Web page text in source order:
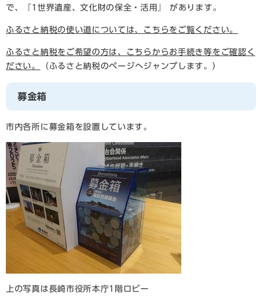
で、『1世界遺産、文化財の保全・活用』 があります。
ふるさと納税の使い道については、こちらをご覧ください。
ふるさと納税をご希望の方は、こちらからお手続き等をご確認く
ださい。
（ふるさと納税のページへジャンプします。）
募金箱
市内各所に募金箱を設置しています。
上の写真は長崎市役所本庁1階ロビー